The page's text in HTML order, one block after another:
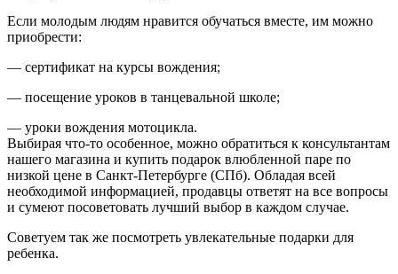
Если молодым людям нравится обучаться вместе, им можно
приобрести:
— сертификат на курсы вождения;
— посещение уроков в танцевальной школе;
— уроки вождения мотоцикла.
Выбирая что-то особенное, можно обратиться к консультантам
нашего магазина и купить подарок влюбленной паре по
низкой цене в Санкт-Петербурге (СПб). Обладая всей
необходимой информацией, продавцы ответят на все вопросы
и сумеют посоветовать лучший выбор в каждом случае.
Советуем так же посмотреть увлекательные подарки для
ребенка.